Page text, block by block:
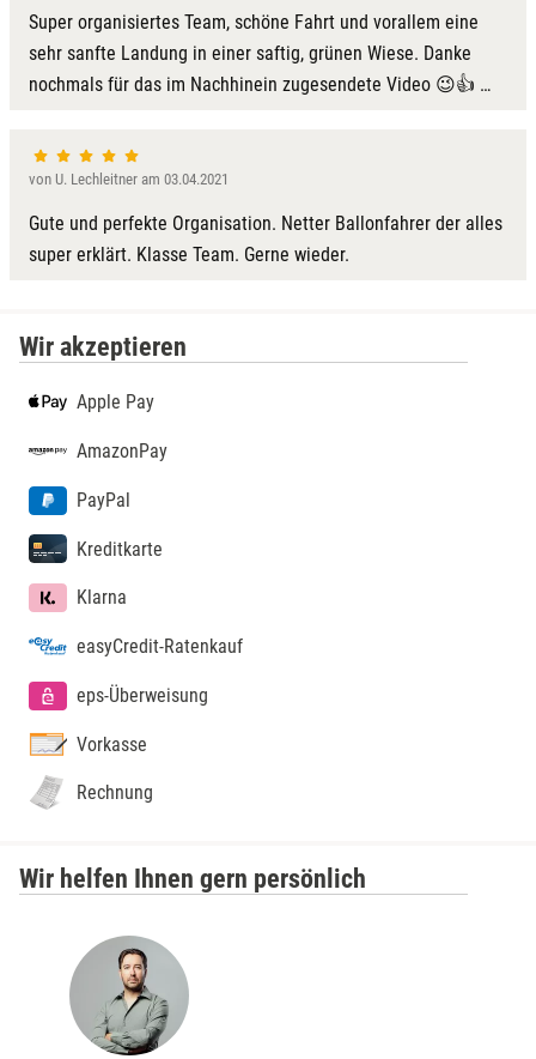
Super organisiertes Team, schöne Fahrt und vorallem eine
sehr sanfte Landung in einer saftig, grünen Wiese. Danke
nochmals für das im Nachhinein zugesendete Video 😉👍 …
von U. Lechleitner am 03.04.2021
Gute und perfekte Organisation. Netter Ballonfahrer der alles
super erklärt. Klasse Team. Gerne wieder.
Wir akzeptieren
Apple Pay
AmazonPay
PayPal
Kreditkarte
Klarna
easyCredit-Ratenkauf
eps-Überweisung
Vorkasse
Rechnung
Wir helfen Ihnen gern persönlich
Köln
Landshut
Langenselbold
Leutkirch
Löbau
Lübeck
Lüchow-Dannenberg
Magdeburg
Main-Kinzig-Kreis
Mecklenburgische Seenplatte
Meiningen